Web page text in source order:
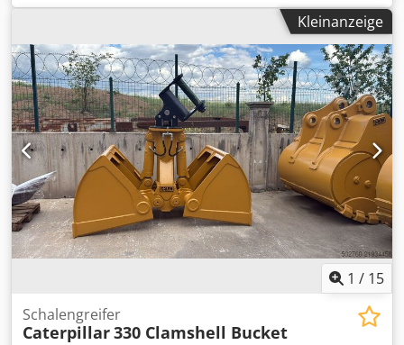
Mehrwertsteuer abzugsfähig
Kleinanzeige
1 / 15
Schalengreifer
Caterpillar330 Clamshell Bucket